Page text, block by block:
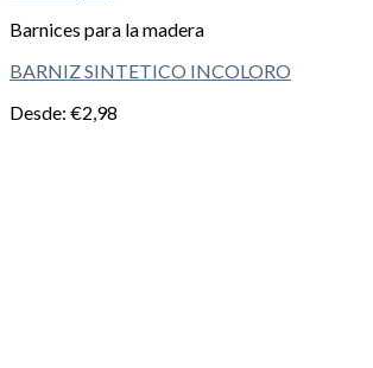
Barnices para la madera
BARNIZ SINTETICO INCOLORO
Desde: €2,98